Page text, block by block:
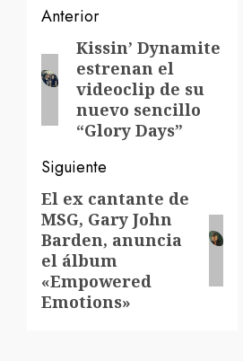
Navegación
de
entradas
Anterior
Entrada
anterior:
Kissin’ Dynamite
estrenan el
videoclip de su
nuevo sencillo
“Glory Days”
Siguiente
Siguiente
entrada:
El ex cantante de
MSG, Gary John
Barden, anuncia
el álbum
«Empowered
Emotions»